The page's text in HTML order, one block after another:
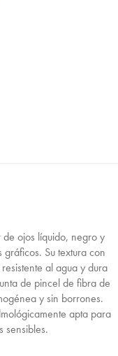
ojos líquido, negro y
Su textura con
al agua y dura
de pincel de fibra de
y sin borrones.
apta para
sensibles.